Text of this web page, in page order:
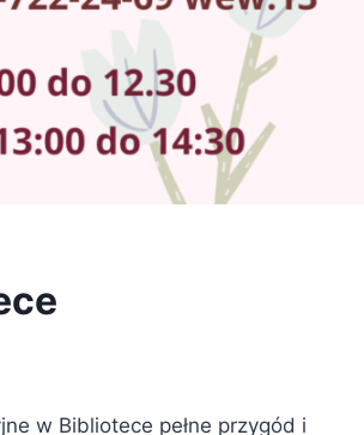
w Bibliotece pełne przygód i